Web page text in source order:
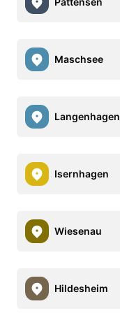
Maschsee
Langenhagen
Isernhagen
Wiesenau
Hildesheim